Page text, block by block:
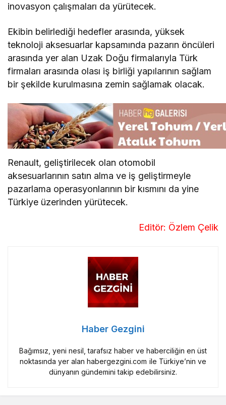
inovasyon çalışmaları da yürütecek.
Ekibin belirlediği hedefler arasında, yüksek
teknoloji aksesuarlar kapsamında pazarın öncüleri
arasında yer alan Uzak Doğu firmalarıyla Türk
firmaları arasında olası iş birliği yapılarının sağlam
bir şekilde kurulmasına zemin sağlamak olacak.
Renault, geliştirilecek olan otomobil
aksesuarlarının satın alma ve iş geliştirmeyle
pazarlama operasyonlarının bir kısmını da yine
Türkiye üzerinden yürütecek.
Editör: Özlem Çelik
Haber Gezgini
Bağımsız, yeni nesil, tarafsız haber ve haberciliğin en üst
noktasında yer alan habergezgini.com ile Türkiye’nin ve
dünyanın gündemini takip edebilirsiniz.